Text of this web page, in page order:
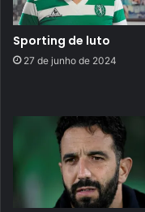
Sporting de luto
27 de junho de 2024